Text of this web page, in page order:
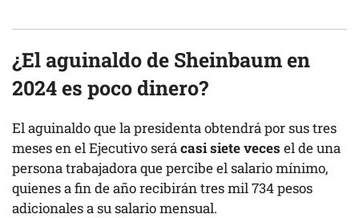
¿El aguinaldo de Sheinbaum en
2024 es poco dinero?
El aguinaldo que la presidenta obtendrá por sus tres
meses en el Ejecutivo serácasi siete veces el de una
persona trabajadora que percibe el salario mínimo,
quienes a fin de año recibirán tres mil 734 pesos
adicionales a su salario mensual.